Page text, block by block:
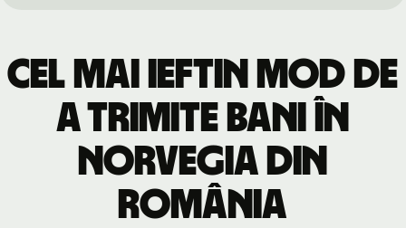
Cel mai ieftin mod de
a trimite bani în
Norvegia din
România